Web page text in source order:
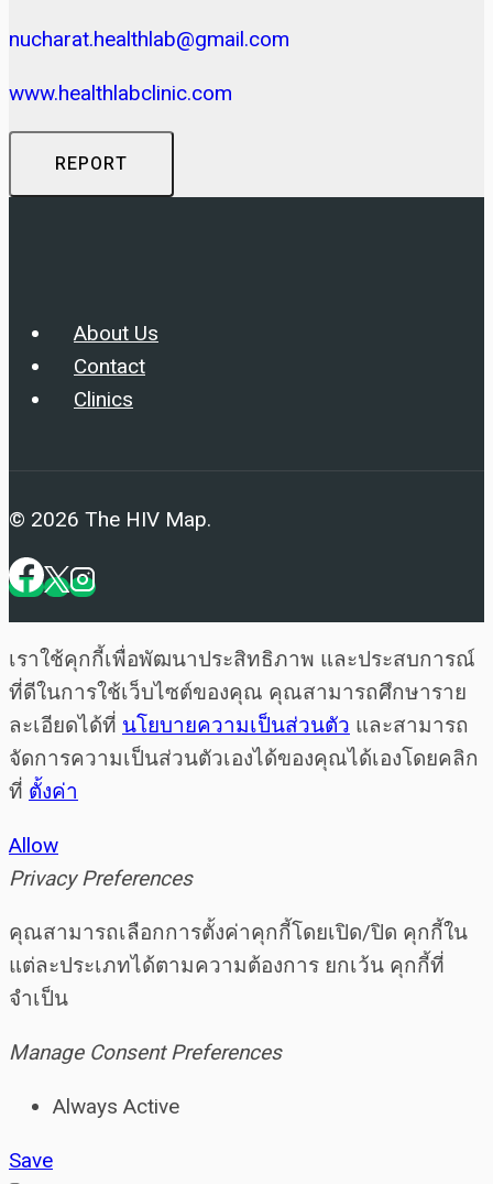
nucharat.healthlab@gmail.com
www.healthlabclinic.com
REPORT
About Us
Contact
Clinics
© 2026 The HIV Map.
เราใช้คุกกี้เพื่อพัฒนาประสิทธิภาพ และประสบการณ์
ที่ดีในการใช้เว็บไซต์ของคุณ คุณสามารถศึกษาราย
ละเอียดได้ที่ นโยบายความเป็นส่วนตัว และสามารถ
จัดการความเป็นส่วนตัวเองได้ของคุณได้เองโดยคลิก
ที่ ตั้งค่า
Allow
Privacy Preferences
คุณสามารถเลือกการตั้งค่าคุกกี้โดยเปิด/ปิด คุกกี้ใน
แต่ละประเภทได้ตามความต้องการ ยกเว้น คุกกี้ที่
จำเป็น
Manage Consent Preferences
Always Active
Save